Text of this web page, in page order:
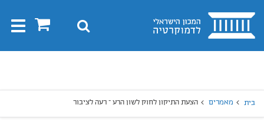
בית 0 חיפוש
בית מאמרים הצעת התיקון לחוק לשון הרע – רעה לציבור